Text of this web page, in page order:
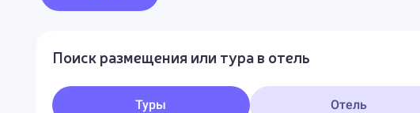
Поиск размещения или тура в отель
Туры Отель